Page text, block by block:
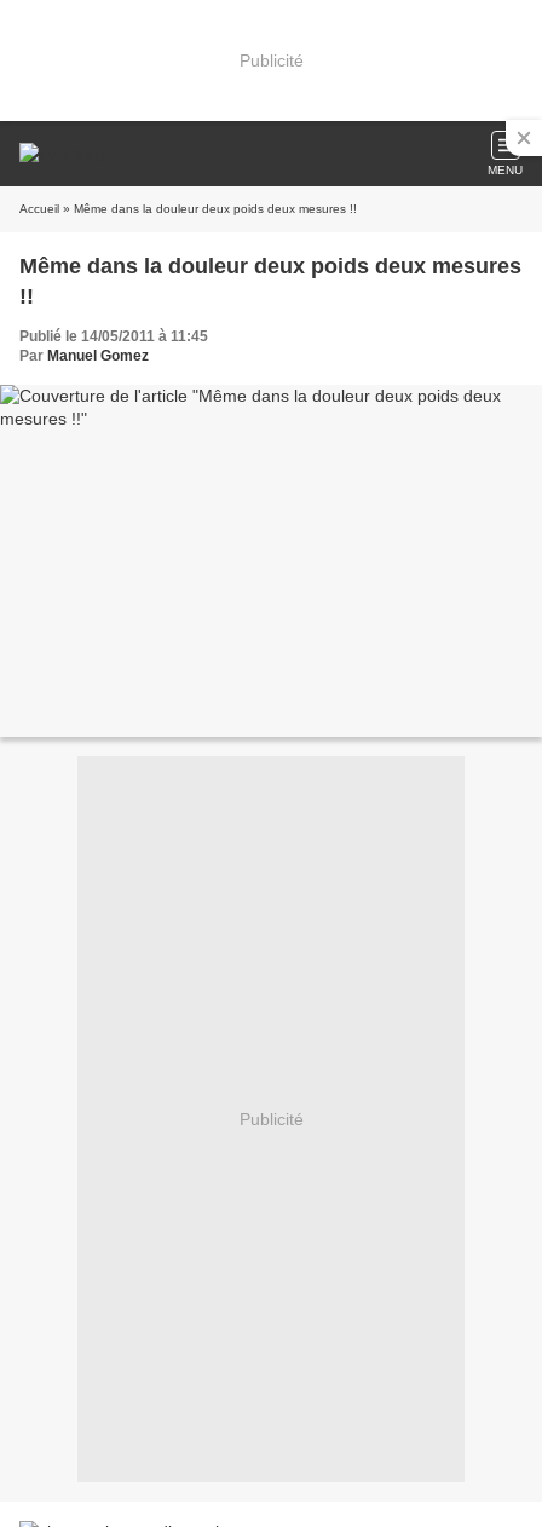
Publicité
MENU
Accueil » Même dans la douleur deux poids deux mesures !!
Même dans la douleur deux poids deux mesures
!!
Publié le 14/05/2011 à 11:45
Par Manuel Gomez
Publicité